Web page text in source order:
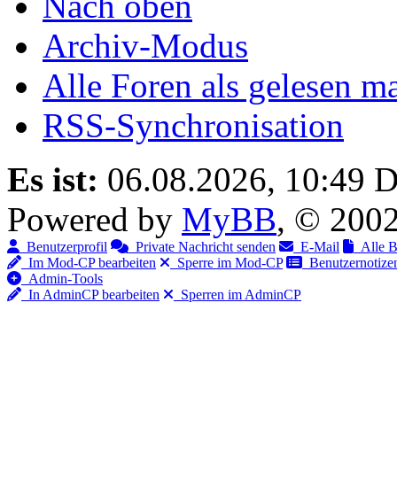
Archiv-Modus
Alle Foren als gelesen
RSS-Synchronisation
Es ist: 06.08.2026, 10:49
Powered by MyBB, ©
Benutzerprofil Private Nachricht senden E-Mail
Alle
Im Mod-CP bearbeiten
Sperre im Mod-CP
Admin-Tools
In AdminCP bearbeiten
Sperren im AdminCP